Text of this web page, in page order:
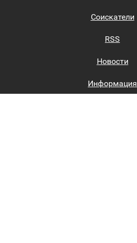
Соискатели
RSS
Новости
Информация